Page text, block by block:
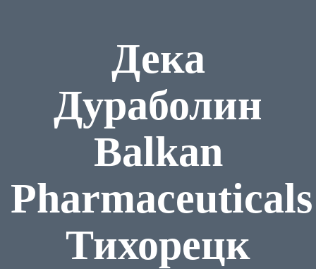
Дека
Дураболин
Balkan
Pharmaceuticals
Тихорецк